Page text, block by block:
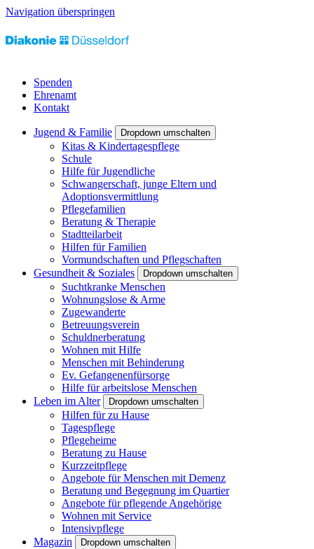
Navigation überspringen
Spenden
Ehrenamt
Kontakt
Jugend & Familie Dropdown umschalten
Kitas & Kindertagespflege
Schule
Hilfe für Jugendliche
Schwangerschaft, junge Eltern und
Adoptionsvermittlung
Pflegefamilien
Beratung & Therapie
Stadtteilarbeit
Hilfen für Familien
Vormundschaften und Pflegschaften
Gesundheit & Soziales
Dropdown umschalten
Suchtkranke Menschen
Wohnungslose & Arme
Zugewanderte
Betreuungsverein
Schuldnerberatung
Wohnen mit Hilfe
Menschen mit Behinderung
Ev. Gefangenenfürsorge
Hilfe für arbeitslose Menschen
Leben im Alter
Dropdown umschalten
Hilfen für zu Hause
Tagespflege
Pflegeheime
Beratung zu Hause
Kurzzeitpflege
Angebote für Menschen mit Demenz
Beratung und Begegnung im Quartier
Angebote für pflegende Angehörige
Wohnen mit Service
Intensivpflege
Magazin
Dropdown umschalten